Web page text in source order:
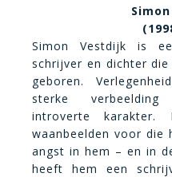
Simon Vestdijk is
schrijver en dichter
geboren.
sterke verbeelding
introverte
waanbeelden voor die
angst in hem – en in
heeft hem een